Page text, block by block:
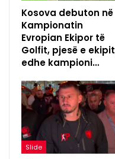
Kosova debuton në
Kampionatin
Evropian Ekipor të
Golfit, pjesë e ekipit
edhe kampioni…
Slide